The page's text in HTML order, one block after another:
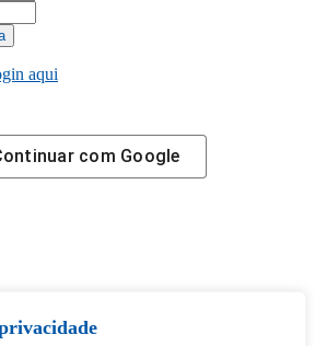
aqui
com Google
esta publicação?